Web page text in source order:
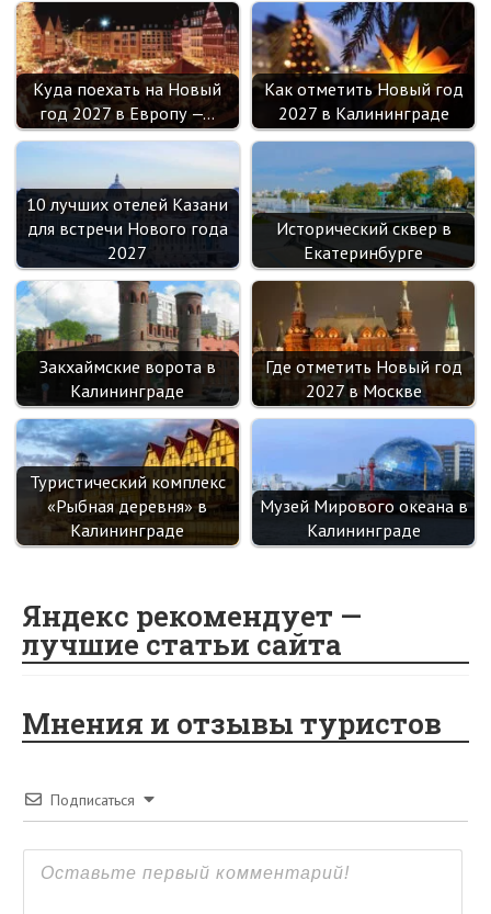
Куда поехать на Новый
год 2027 в Европу —…
Как отметить Новый год
2027 в Калининграде
10 лучших отелей Казани
для встречи Нового года
2027
Исторический сквер в
Екатеринбурге
Закхаймские ворота в
Калининграде
Где отметить Новый год
2027 в Москве
Туристический комплекс
«Рыбная деревня» в
Калининграде
Музей Мирового океана в
Калининграде
Яндекс рекомендует —
лучшие статьи сайта
Мнения и отзывы туристов
Подписаться